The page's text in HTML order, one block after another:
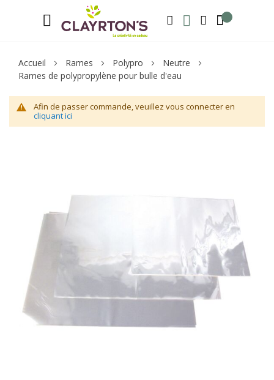
RECHERCHER MA LISTE D'ENVIE MON COMPTE
Accueil Rames Polypro
Neutre
Rames de polypropylène pour bulle d'eau
Afin de passer commande, veuillez vous connecter en
cliquant ici